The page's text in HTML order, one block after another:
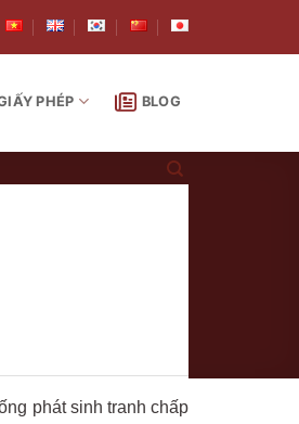
PHÉP BLOG
phát sinh tranh chấp